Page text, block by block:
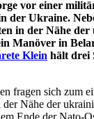
vor einer
der Ukraine.
in der Nähe der
Manöver in
Klein hält drei
fragen sich zum
Nähe der
Ende der Nato-